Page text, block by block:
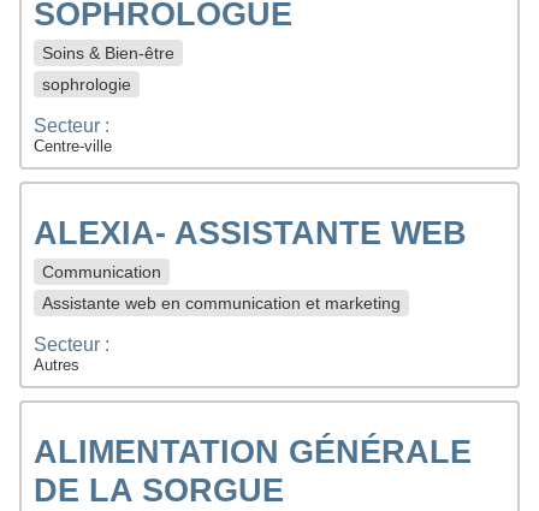
SOPHROLOGUE
Soins & Bien-être
sophrologie
Secteur :
Centre-ville
ALEXIA- ASSISTANTE WEB
Communication
Assistante web en communication et marketing
Secteur :
Autres
ALIMENTATION GÉNÉRALE
DE LA SORGUE